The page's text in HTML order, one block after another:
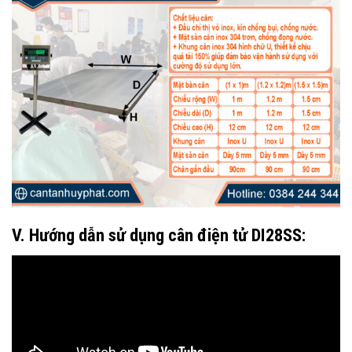
V. Hướng dẫn sử dụng cân điện tử DI28SS: